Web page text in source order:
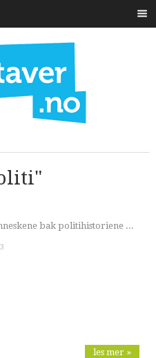
bak politihistoriene ...
les mer »